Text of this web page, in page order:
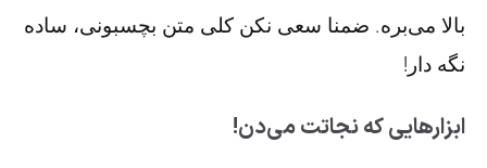
بالا می‌بره. ضمنا سعی نکن کلی متن بچسبونی، ساده
نگه دار!
ابزارهایی که نجاتت می‌دن!